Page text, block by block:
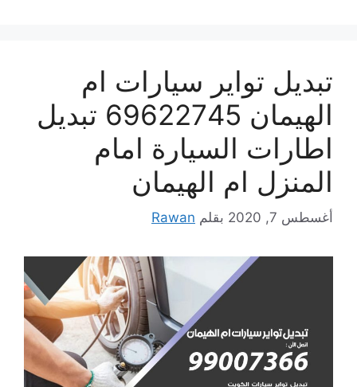
تبديل تواير سيارات ام
الهيمان 69622745 تبديل
اطارات السيارة امام
المنزل ام الهيمان
أغسطس 7, 2020 بقلم Rawan